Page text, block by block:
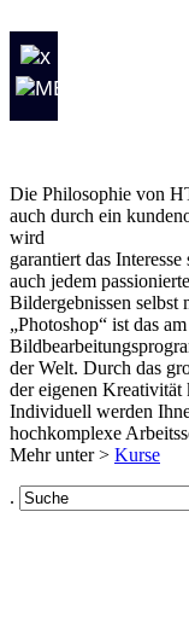
Die Philosophie von
auch durch ein
wird
garantiert das
auch jedem
Bildergebnissen selbst
„Photoshop“ ist das
der Welt. Durch das
der eigenen Kreativität
Individuell werden
hochkomplexe
Mehr unter > Kurse
.